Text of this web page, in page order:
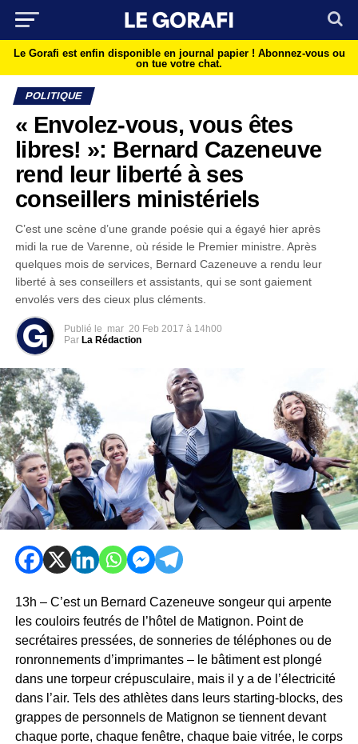
Le Gorafi est enfin disponible en journal papier ! Abonnez-vous ou
on tue votre chat.
POLITIQUE
« Envolez-vous, vous êtes
libres! »: Bernard Cazeneuve
rend leur liberté à ses
conseillers ministériels
C’est une scène d’une grande poésie qui a égayé hier après
midi la rue de Varenne, où réside le Premier ministre. Après
quelques mois de services, Bernard Cazeneuve a rendu leur
liberté à ses conseillers et assistants, qui se sont gaiement
envolés vers des cieux plus cléments.
Publié le mar 20 Feb 2017 à 14h00
Par La Rédaction
13h – C’est un Bernard Cazeneuve songeur qui arpente
les couloirs feutrés de l’hôtel de Matignon. Point de
secrétaires pressées, de sonneries de téléphones ou de
ronronnements d’imprimantes – le bâtiment est plongé
dans une torpeur crépusculaire, mais il y a de l’électricité
dans l’air. Tels des athlètes dans leurs starting-blocks, des
grappes de personnels de Matignon se tiennent devant
chaque porte, chaque fenêtre, chaque baie vitrée, le corps